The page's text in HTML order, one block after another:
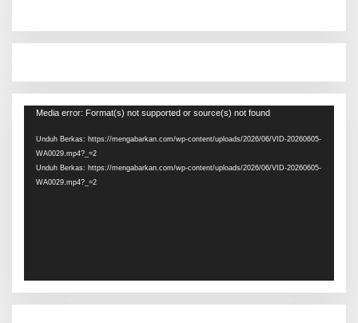
Pemutar
Media error: Format(s) not supported or source(s) not found
Unduh Berkas: https://mengabarkan.com/wp-content/uploads/2026/06/VID-20260605-
WA0029.mp4?_=2
Unduh Berkas: https://mengabarkan.com/wp-content/uploads/2026/06/VID-20260605-
WA0029.mp4?_=2